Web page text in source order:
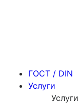
ГОСТ / DIN
Услуги
Услуги